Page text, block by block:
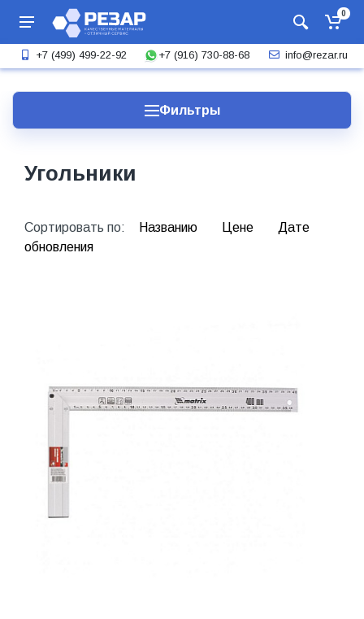
0
+7 (499) 499-22-92 +7 (916) 730-88-68 info@rezar.ru
Фильтры
Угольники
Сортировать по: Названию Цене
Дате
обновления